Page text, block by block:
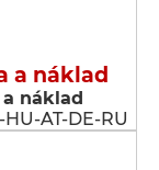
a náklad
náklad
AT-DE-RU